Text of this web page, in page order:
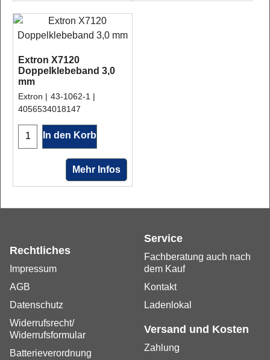
Extron X7120
Doppelklebeband 3,0
mm
Extron
43-1062-1
4056534018147
In den Korb
Mehr Infos
Service
Fachberatung auch nach
dem Kauf
Kontakt
Ladenlokal
Rechtliches
Impressum
AGB
Datenschutz
Widerrufsrecht/
Widerrufsformular
Batterieverordnung
Versand und Kosten
Zahlung